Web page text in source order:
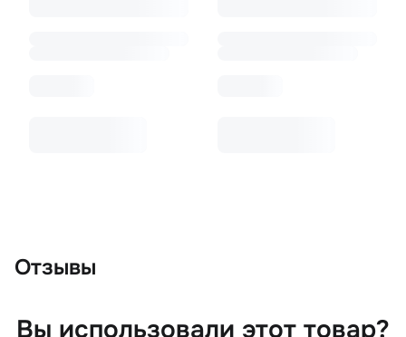
Отзывы
Вы использовали этот товар?